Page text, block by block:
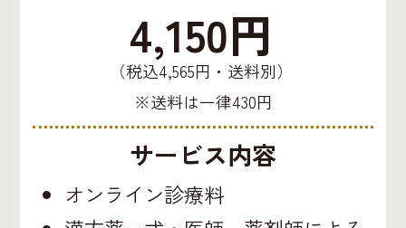
4,150円
（税込4,565円・送料別）
※送料は一律430円
サービス内容
オンライン診療料